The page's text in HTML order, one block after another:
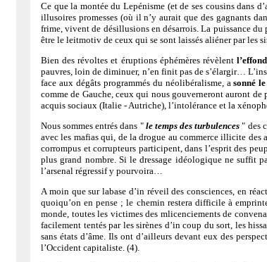
Ce que la montée du Lepénisme (et de ses cousins dans
illusoires promesses (où il n’y aurait que des gagnants
frime, vivent de désillusions en désarrois. La puissance
être le leitmotiv de ceux qui se sont laissés aliéner par les
Bien des révoltes et éruptions éphémères révèlent
pauvres, loin de diminuer, n’en finit pas de s’élargir…
face aux dégâts programmés du néolibéralisme, asonné
comme de Gauche, ceux qui nous gouverneront auront
acquis sociaux (Italie - Autriche), l’intolérance et la
Nous sommes entrés dans " le temps des turbulences " des
avec les mafias qui, de la drogue au commerce illicite des
corrompus et corrupteurs participent, dans l’esprit des
plus grand nombre. Si le dressage idéologique ne suffit
l’arsenal régressif y pourvoira…
A moin que sur labase d’in réveil des consciences, en
quoiqu’on en pense ; le chemin restera difficile à
monde, toutes les victimes des mlicenciements de
facilement tentés par les sirènes d’in coup du sort, les
sans états d’âme. Ils ont d’ailleurs devant eux des
l’Occident capitaliste. (4).